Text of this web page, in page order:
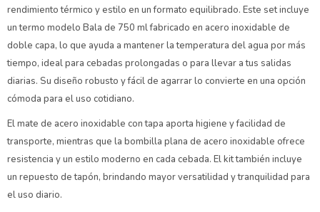
rendimiento térmico y estilo en un formato equilibrado. Este set incluye
un termo modelo Bala de 750 ml fabricado en acero inoxidable de
doble capa, lo que ayuda a mantener la temperatura del agua por más
tiempo, ideal para cebadas prolongadas o para llevar a tus salidas
diarias. Su diseño robusto y fácil de agarrar lo convierte en una opción
cómoda para el uso cotidiano.
El mate de acero inoxidable con tapa aporta higiene y facilidad de
transporte, mientras que la bombilla plana de acero inoxidable ofrece
resistencia y un estilo moderno en cada cebada. El kit también incluye
un repuesto de tapón, brindando mayor versatilidad y tranquilidad para
el uso diario.